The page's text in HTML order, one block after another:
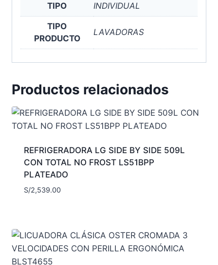
TIPO INDIVIDUAL
TIPO
PRODUCTO
LAVADORAS
Productos relacionados
REFRIGERADORA LG SIDE BY SIDE 509L
CON TOTAL NO FROST LS51BPP
PLATEADO
S/2,539.00